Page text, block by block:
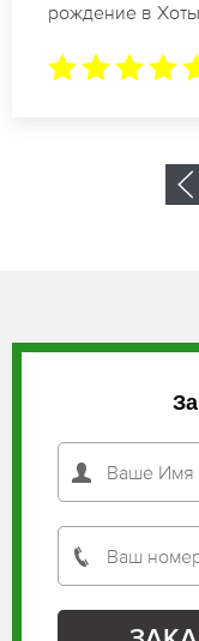
маникюру в